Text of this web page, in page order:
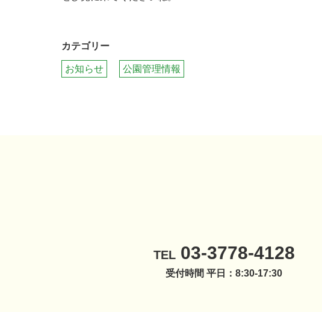
カテゴリー
お知らせ 公園管理情報
TEL03-3778-4128
受付時間 平日：8:30-17:30